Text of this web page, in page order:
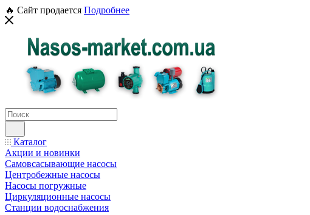
🔥 Сайт продается Подробнее
Каталог
Акции и новинки
Самовсасывающие насосы
Центробежные насосы
Насосы погружные
Циркуляционные насосы
Станции водоснабжения